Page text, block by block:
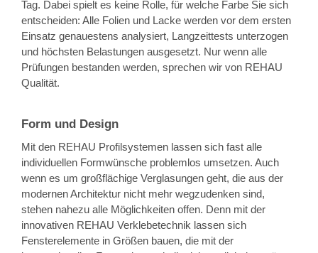
Tag. Dabei spielt es keine Rolle, für welche Farbe Sie sich
entscheiden: Alle Folien und Lacke werden vor dem ersten
Einsatz genauestens analysiert, Langzeittests unterzogen
und höchsten Belastungen ausgesetzt. Nur wenn alle
Prüfungen bestanden werden, sprechen wir von REHAU
Qualität.
Form und Design
Mit den REHAU Profilsystemen lassen sich fast alle
individuellen Formwünsche problemlos umsetzen. Auch
wenn es um großflächige Verglasungen geht, die aus der
modernen Architektur nicht mehr wegzudenken sind,
stehen nahezu alle Möglichkeiten offen. Denn mit der
innovativen REHAU Verklebetechnik lassen sich
Fensterelemente in Größen bauen, die mit der